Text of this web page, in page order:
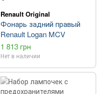
Renault Original
Фонарь задний правый
Renault Logan MCV
1 813 грн
Нет в наличии